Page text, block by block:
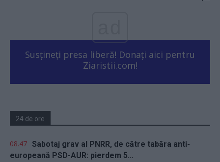
Susțineți presa liberă! Donați aici pentru
Ziaristii.com!
24 de ore
08.47 Sabotaj grav al PNRR, de către tabăra anti-
europeană PSD-AUR: pierdem 5...